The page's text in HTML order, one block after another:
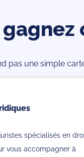
pas une simple
spécialisés en
vous accompagner à